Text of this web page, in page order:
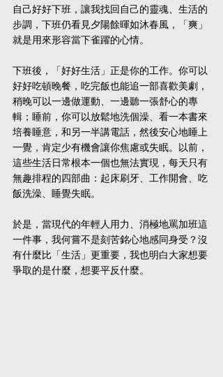
自己好好下班，讓我找回自己的靈魂、生活的
步調，下班仍看見夕陽餘暉如沐春風，「爽」
就是用來形容當下雀躍的心情。
下班後，「好好生活」正是你的工作。你可以
好好吃頓晚餐，吃完飯也能追一部喜歡美劇，
稍晚可以一邊做運動、一邊聽一張舒心的專
輯；睡前，你可以放鬆地洗個澡、看一本書來
培養睡意，和另一半講電話，然後安心地睡上
一覺，肯定少有機會讓你焦慮或失眠。以前，
這些生活日常根本一個也無法實現，每天只有
無趣排程的四部曲：起床刷牙、工作開會、吃
飯洗澡、睡覺失眠。
於是，當現代的年輕人用力、消極地罵加班這
一件事，我何嘗不是刻苦銘心地感同身受？沒
有什麼比「生活」更重要，我也明白大家想要
爭取的是什麼，想要平反什麼。